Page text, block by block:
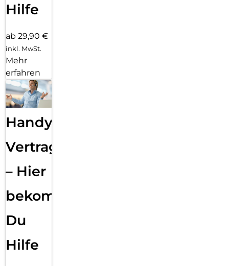
Hilfe
ab 29,90 €
inkl. MwSt.
Mehr
erfahren
Handy
Vertragsabwicklung
– Hier
bekommst
Du
Hilfe